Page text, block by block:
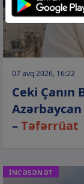
07 avq 2026, 16:22
Ceki Çanın
–Təfərrüat
İNCƏSƏNƏT